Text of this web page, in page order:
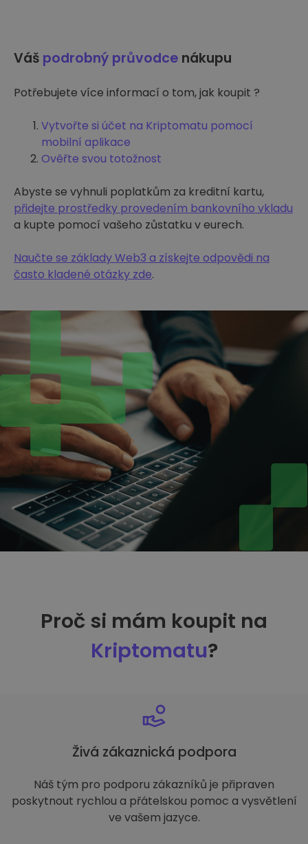
Váš podrobný průvodce nákupu
Potřebujete více informací o tom, jak koupit ?
Vytvořte si účet na Kriptomatu pomocí
mobilní aplikace
Ověřte svou totožnost
Abyste se vyhnuli poplatkům za kreditní kartu,
přidejte prostředky provedením bankovního vkladu
a kupte pomocí vašeho zůstatku v eurech.
Naučte se základy Web3 a získejte odpovědi na
často kladené otázky zde.
Proč si mám koupit na
Kriptomatu?
Živá zákaznická podpora
Náš tým pro podporu zákazníků je připraven
poskytnout rychlou a přátelskou pomoc a vysvětlení
ve vašem jazyce.